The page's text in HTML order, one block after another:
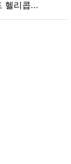
헬리콥...